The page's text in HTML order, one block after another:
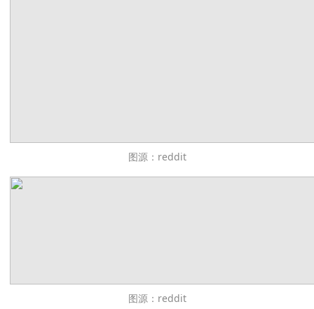
图源：reddit
图源：reddit